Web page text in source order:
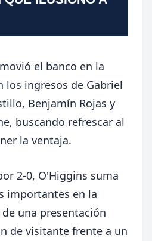
el banco en la
los ingresos de Gabriel
, Benjamín Rojas y
buscando refrescar al
la ventaja.
2-0, O'Higgins suma
importantes en la
una presentación
de visitante frente a un